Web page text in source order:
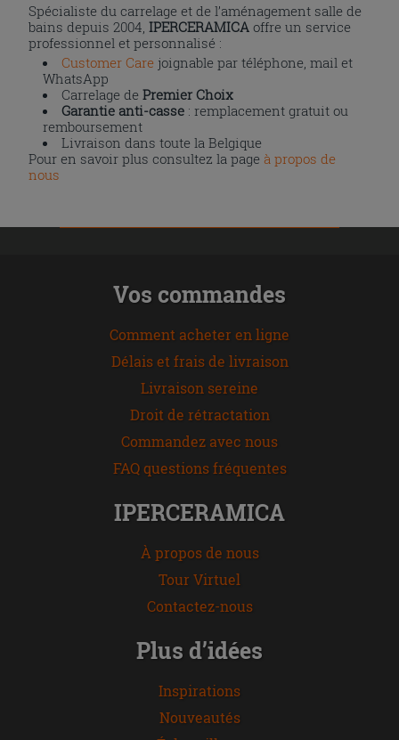
Spécialiste du carrelage et de l’aménagement salle de
bains depuis 2004,IPERCERAMICA offre un service
professionnel et personnalisé :
Customer Care joignable par téléphone, mail et
WhatsApp
Carrelage dePremier Choix
Garantie anti-casse : remplacement gratuit ou
remboursement
Livraison dans toute la Belgique
Pour en savoir plus consultez la page à propos de
nous
Vos commandes
Comment acheter en ligne
Délais et frais de livraison
Livraison sereine
Droit de rétractation
Commandez avec nous
FAQ questions fréquentes
IPERCERAMICA
À propos de nous
Tour Virtuel
Contactez-nous
Plus d’idées
Inspirations
Nouveautés